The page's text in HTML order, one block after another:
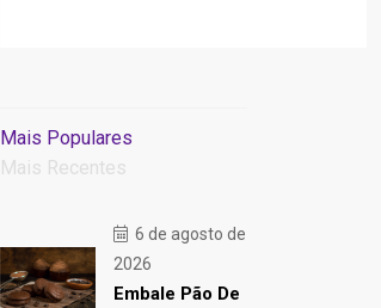
Mais Populares
Mais Recentes
6 de agosto de
2026
Embale Pão De